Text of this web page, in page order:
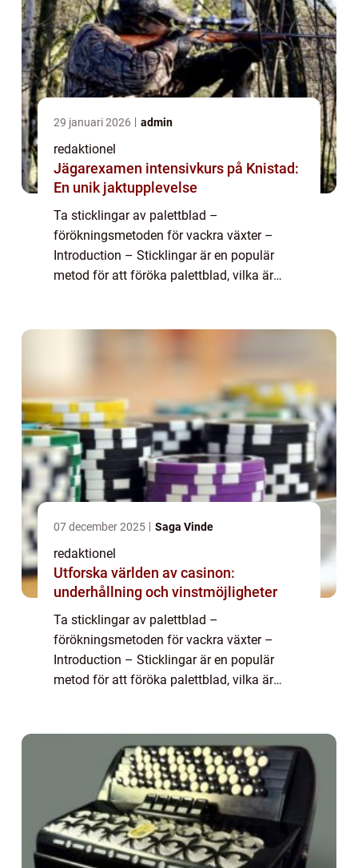
29 januari 2026 admin
redaktionel
Jägarexamen intensivkurs på Knistad:
En unik jaktupplevelse
Ta sticklingar av palettblad –
förökningsmetoden för vackra växter –
Introduction – Sticklingar är en populär
metod för att föröka palettblad, vilka är
07 december 2025 Saga Vinde
redaktionel
Utforska världen av casinon:
underhållning och vinstmöjligheter
Ta sticklingar av palettblad –
förökningsmetoden för vackra växter –
Introduction – Sticklingar är en populär
metod för att föröka palettblad, vilka är